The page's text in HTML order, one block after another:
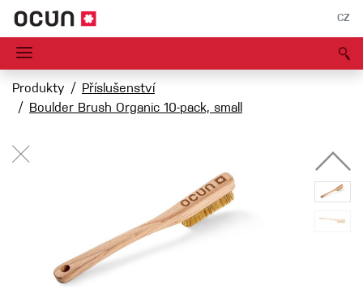
CZ
Produkty
Příslušenství
Boulder Brush Organic 10-pack, small